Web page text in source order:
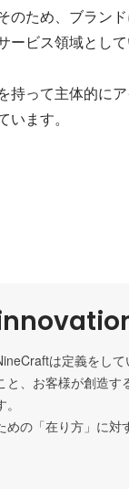
のため、ブラン
ビス領域として
持って主体的に
います。
は定義をして
、お客様が創造す
の「在り方」に対